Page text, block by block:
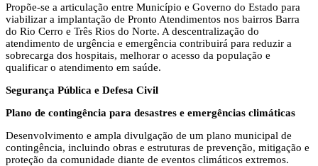
Propõe-se a articulação entre Município e Governo do Estado para
viabilizar a implantação de Pronto Atendimentos nos bairros Barra
do Rio Cerro e Três Rios do Norte. A descentralização do
atendimento de urgência e emergência contribuirá para reduzir a
sobrecarga dos hospitais, melhorar o acesso da população e
qualificar o atendimento em saúde.
Segurança Pública e Defesa Civil
Plano de contingência para desastres e emergências climáticas
Desenvolvimento e ampla divulgação de um plano municipal de
contingência, incluindo obras e estruturas de prevenção, mitigação e
proteção da comunidade diante de eventos climáticos extremos.